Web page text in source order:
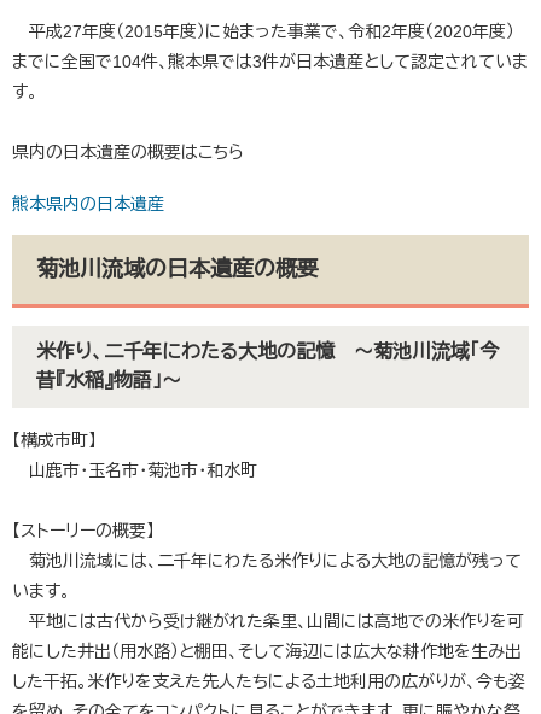
平成27年度（2015年度）に始まった事業で、令和2年度（2020年度）
までに全国で104件、熊本県では3件が日本遺産として認定されていま
す。
県内の日本遺産の概要はこちら
熊本県内の日本遺産
菊池川流域の日本遺産の概要
米作り、二千年にわたる大地の記憶 ～菊池川流域「今
昔『水稲』物語」～
【構成市町】
山鹿市・玉名市・菊池市・和水町
【ストーリーの概要】
菊池川流域には、二千年にわたる米作りによる大地の記憶が残って
います。
平地には古代から受け継がれた条里、山間には高地での米作りを可
能にした井出（用水路）と棚田、そして海辺には広大な耕作地を生み出
した干拓。米作りを支えた先人たちによる土地利用の広がりが、今も姿